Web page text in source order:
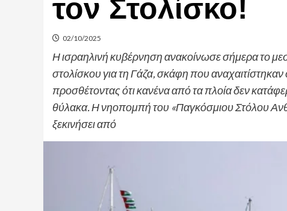
τον Στολίσκο!
02/10/2025
Η ισραηλινή κυβέρνηση ανακοίνωσε σήμερα το
στολίσκου για τη Γάζα, σκάφη που
προσθέτοντας ότι κανένα από τα πλοία δεν
θύλακα. Η νηοπομπή του «Παγκόσμιου Στόλου
ξεκινήσει από